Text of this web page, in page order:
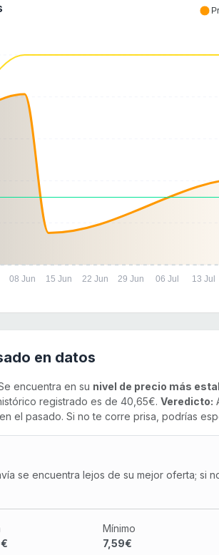
08 Jun 15 Jun 22 Jun 29 Jun 06 Jul 13 Jul
en datos
encuentra en su nivel de precio más
registrado es de 40,65€. Veredicto:
el pasado. Si no te corre prisa, podrías
se encuentra lejos de su mejor oferta; si
Mínimo
7,59€